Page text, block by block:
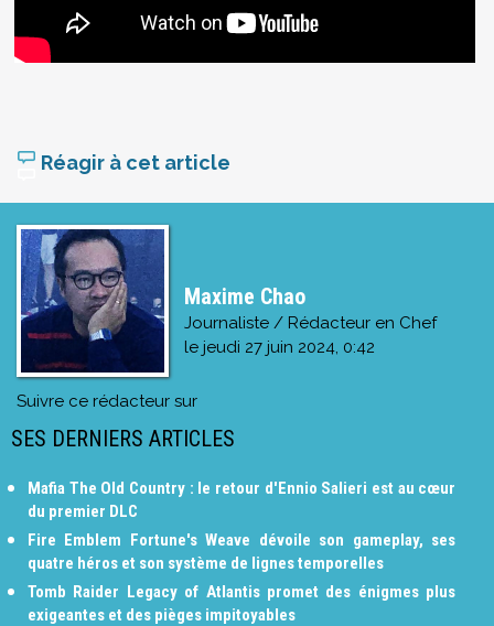
Réagir à cet article
Maxime Chao
Journaliste / Rédacteur en Chef
le jeudi 27 juin 2024, 0:42
Suivre ce rédacteur sur
SES DERNIERS ARTICLES
Mafia The Old Country : le retour d'Ennio Salieri est au cœur
du premier DLC
Fire Emblem Fortune's Weave dévoile son gameplay, ses
quatre héros et son système de lignes temporelles
Tomb Raider Legacy of Atlantis promet des énigmes plus
exigeantes et des pièges impitoyables